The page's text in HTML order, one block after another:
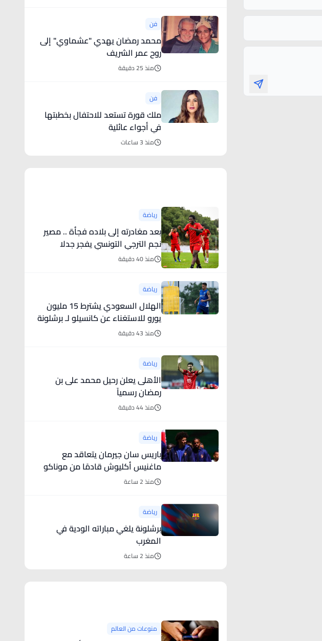
فن
محمد رمضان يهدي "عشماوي" إلى
روح عمر الشريف
منذ 25 دقيقة
فن
ملك قورة تستعد للاحتفال بخطبتها
في أجواء عائلية
منذ 3 ساعات
رياضة
بعد مغادرته إلى بلاده فجأة .. مصير
نجم الترجي التونسي يفجر جدلا
منذ 40 دقيقة
رياضة
الهلال السعودي يشترط 15 مليون
يورو للاستغناء عن كانسيلو لـ برشلونة
منذ 43 دقيقة
رياضة
الأهلى يعلن رحيل محمد على بن
رمضان رسمياً
منذ 44 دقيقة
رياضة
باريس سان جيرمان يتعاقد مع
ماغنيس أكليوش قادمًا من موناكو
منذ 2 ساعة
رياضة
برشلونة يلغي مباراته الودية في
المغرب
منذ 2 ساعة
منوعات من العالم